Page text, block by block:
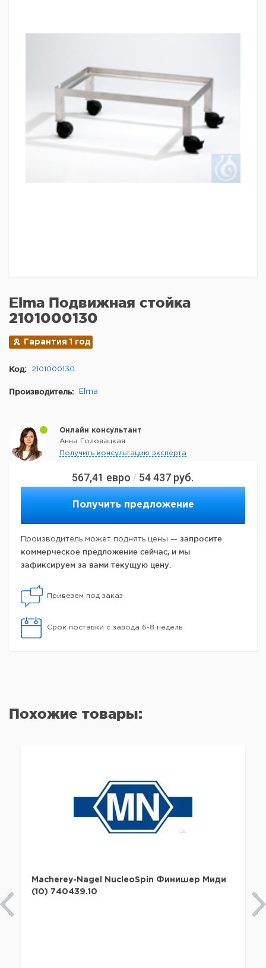
567,41 евро / 54 437 руб.
Получить предложение
Производитель может поднять цены — запросите
коммерческое предложение сейчас, и мы
зафиксируем за вами текущую цену.
Привезем под заказ
Срок поставки с завода 6-8 недель
Elma Подвижная стойка
2101000130
Гарантия 1 год
Код: 2101000130
Производитель: Elma
Онлайн консультант
Анна Головацкая
Получить консультацию эксперта
Похожие товары:
Macherey-Nagel NucleoSpin Финишер Миди
(10) 740439.10